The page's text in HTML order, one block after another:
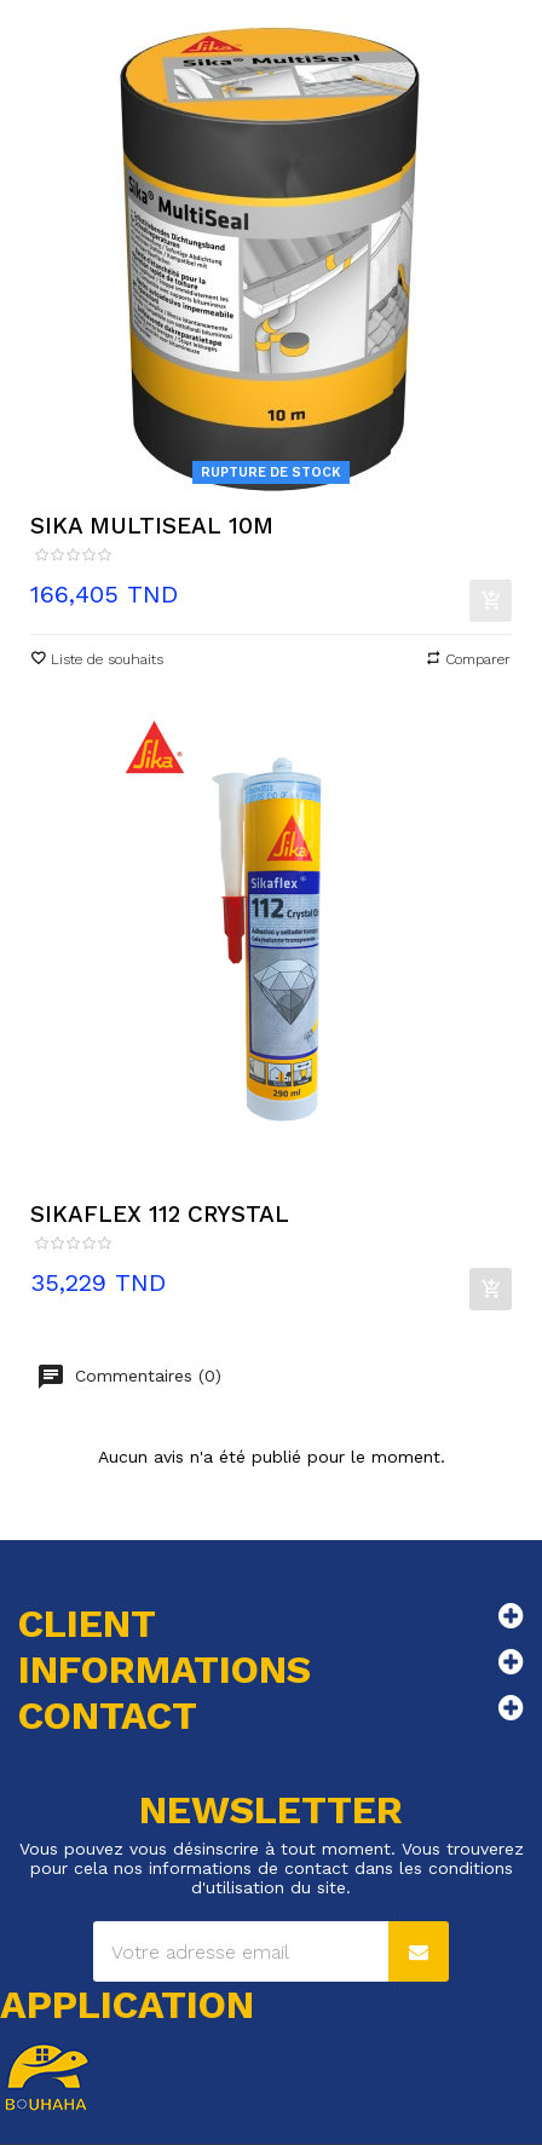
RUPTURE DE STOCK
SIKA MULTISEAL 10M
Prix
166,405 TND
Liste de souhaits Comparer
SIKAFLEX 112 CRYSTAL
Prix
35,229 TND
Commentaires (0)
Aucun avis n'a été publié pour le moment.
CLIENT
INFORMATIONS
CONTACT
NEWSLETTER
Vous pouvez vous désinscrire à tout moment. Vous trouverez
pour cela nos informations de contact dans les conditions
d'utilisation du site.
APPLICATION